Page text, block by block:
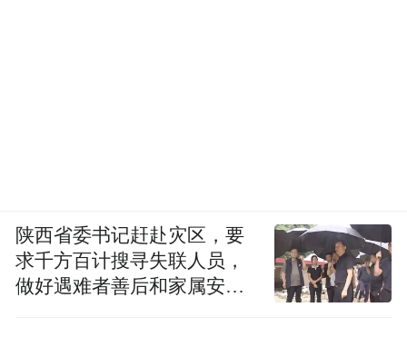
陕西省委书记赶赴灾区，要
求千方百计搜寻失联人员，
做好遇难者善后和家属安抚